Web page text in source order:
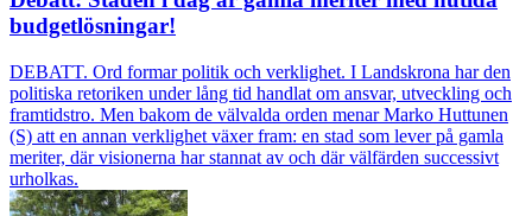
budgetlösningar!
DEBATT. Ord formar politik och verklighet. I Landskrona har den
politiska retoriken under lång tid handlat om ansvar, utveckling och
framtidstro. Men bakom de välvalda orden menar Marko Huttunen
(S) att en annan verklighet växer fram: en stad som lever på gamla
meriter, där visionerna har stannat av och där välfärden successivt
urholkas.